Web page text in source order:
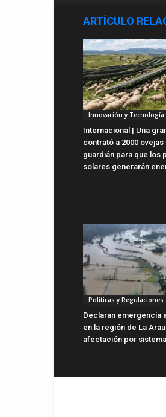
ARTÍCULO
Innovación y Tecnología
Internacional | Una
contrató a 2000 ovejas
guardián para que los
solares generarán
Políticas y Regulaciones
Declaran emergencia
en la región de La
afectación por